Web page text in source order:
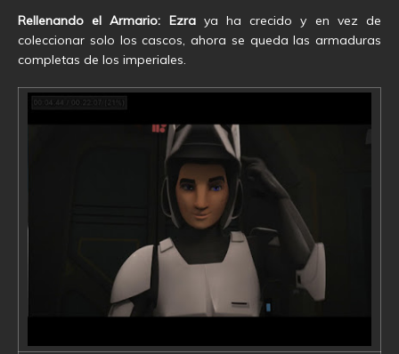
Rellenando el Armario: Ezraya ha crecido y en vez de
coleccionar solo los cascos, ahora se queda las armaduras
completas de los imperiales.